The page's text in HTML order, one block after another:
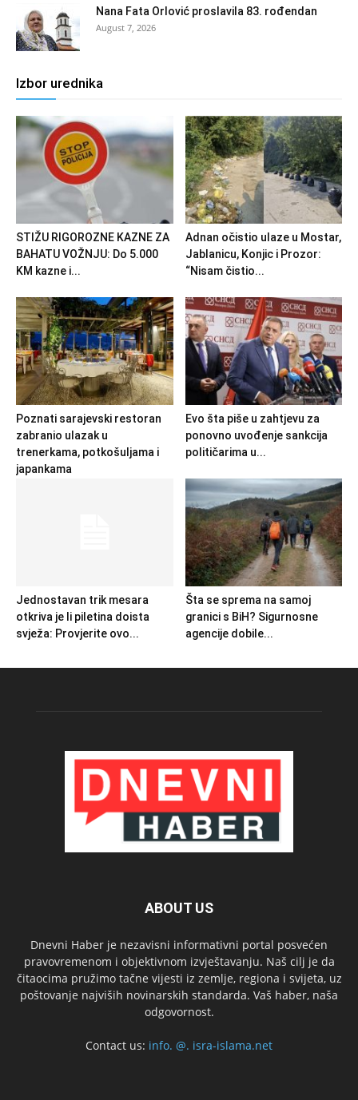
Nana Fata Orlović proslavila 83. rođendan
August 7, 2026
Izbor urednika
STIŽU RIGOROZNE KAZNE ZA
BAHATU VOŽNJU: Do 5.000
KM kazne i...
Adnan očistio ulaze u Mostar,
Jablanicu, Konjic i Prozor:
“Nisam čistio...
Poznati sarajevski restoran
zabranio ulazak u
trenerkama, potkošuljama i
japankama
Evo šta piše u zahtjevu za
ponovno uvođenje sankcija
političarima u...
Jednostavan trik mesara
otkriva je li piletina doista
svježa: Provjerite ovo...
Šta se sprema na samoj
granici s BiH? Sigurnosne
agencije dobile...
ABOUT US
Dnevni Haber je nezavisni informativni portal posvećen
pravovremenom i objektivnom izvještavanju. Naš cilj je da
čitaocima pružimo tačne vijesti iz zemlje, regiona i svijeta, uz
poštovanje najviših novinarskih standarda. Vaš haber, naša
odgovornost.
Contact us: info. @. isra-islama.net